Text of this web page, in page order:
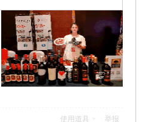
使用道具 举报